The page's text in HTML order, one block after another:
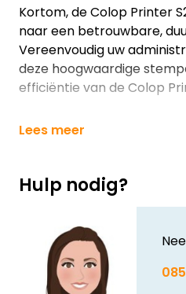
Kortom, de Colop Printer
naar een betrouwbare,
Vereenvoudig uw
deze hoogwaardige
efficiëntie van de Colop
Lees meer
Hulp nodig?